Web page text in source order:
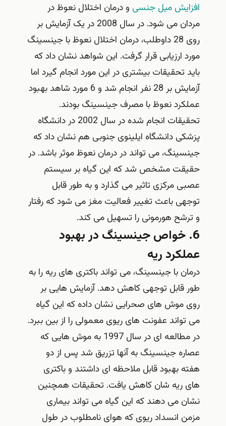
افزایش میل جنسی و درمان اختلال نعوظ در
مردان می شود. در سال 2008 در یک آزمایش بر
روی 28 داوطلب، درمان اختلال نعوظ با جینسینگ
مورد ارزیابی قرار گرفت. این شواهد نشان داد که
باید تحقیقات بیشتری در این مورد انجام گیرد اما
آزمایش بر 28 نفر انجام شد و 6 مورد شاهد بهبود
عملکرد نعوظ با مصرف جینسینگ بودند.
تحقیقات انجام شده در سال 2002 در دانشگاه
پزشکی دانشگاه ایلینوی جنوبی هم نشان داد که
جینسینگ، می تواند در درمان نعوظ موثر باشد. در
حقیقت مشخص شد که این گیاه بر سیستم
عصبی مرکزی تاثیر می گذارد و به طور قابل
توجهی باعث تغییر فعالیت مغز می شود که رفتار
و ترشح هورمونی را تسهیل می کند.
6. خواص جینسینگ در بهبود
عملکرد ریه
درمان با جینسینگ، می تواند باکتری های ریه را به
طور قابل توجهی کاهش دهد. آزمایش هایی بر
روی موش های صحرایی نشان داده که این گیاه
می تواند عفونت های ریوی معمولی را از بین ببرد.
در مطالعه ای در سال 1997 به موش هایی که
عصاره جینسینگ به آنها تزریق شد پس از دو
هفته بهبود قابل ملاحظه ای داشتند و باکتری
های ریه شان کاهش یافت. تحقیقات همچنین
نشان می دهند که این گیاه می تواند بیماری
مزمن انسداد ریوی که هوای نامطلوب در طول